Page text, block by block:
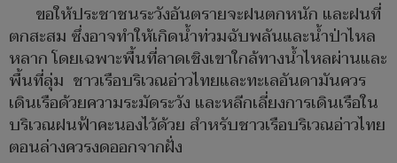
ขอให้ประชาชนระวังอันตรายจะฝนตกหนัก และฝนที่
ตกสะสม ซึ่งอาจทำให้เกิดน้ำท่วมฉับพลันและน้ำป่าไหล
หลาก โดยเฉพาะพื้นที่ลาดเชิงเขาใกล้ทางน้ำไหลผ่านและ
พื้นที่ลุ่ม ชาวเรือบริเวณอ่าวไทยและทะเลอันดามันควร
เดินเรือด้วยความระมัดระวัง และหลีกเลี่ยงการเดินเรือใน
บริเวณฝนฟ้าคะนองไว้ด้วย สำหรับชาวเรือบริเวณอ่าวไทย
ตอนล่างควรงดออกจากฝั่ง